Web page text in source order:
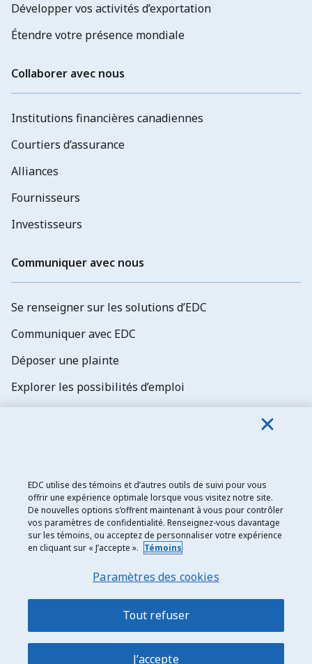
Développer vos activités d’exportation
Étendre votre présence mondiale
Collaborer avec nous
Institutions financières canadiennes
Courtiers d’assurance
Alliances
Fournisseurs
Investisseurs
Communiquer avec nous
Se renseigner sur les solutions d’EDC
Communiquer avec EDC
Déposer une plainte
Explorer les possibilités d’emploi
Exportation et développement Canada
Énoncé de confidentialité
Plan du site
EDC utilise des témoins et d’autres outils de suivi pour vous
offrir une expérience optimale lorsque vous visitez notre site.
De nouvelles options s’offrent maintenant à vous pour contrôler
vos paramètres de confidentialité. Renseignez-vous davantage
sur les témoins, ou acceptez de personnaliser votre expérience
en cliquant sur « J’accepte ». Témoins
Paramètres des cookies
Tout refuser
J’accepte